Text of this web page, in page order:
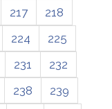
217
218
224
225
231
232
238
239